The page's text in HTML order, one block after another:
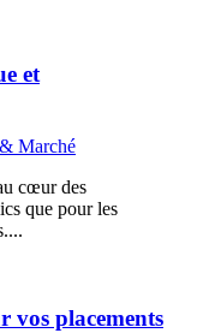
et
Marché
cœur des
que pour les
vos placements